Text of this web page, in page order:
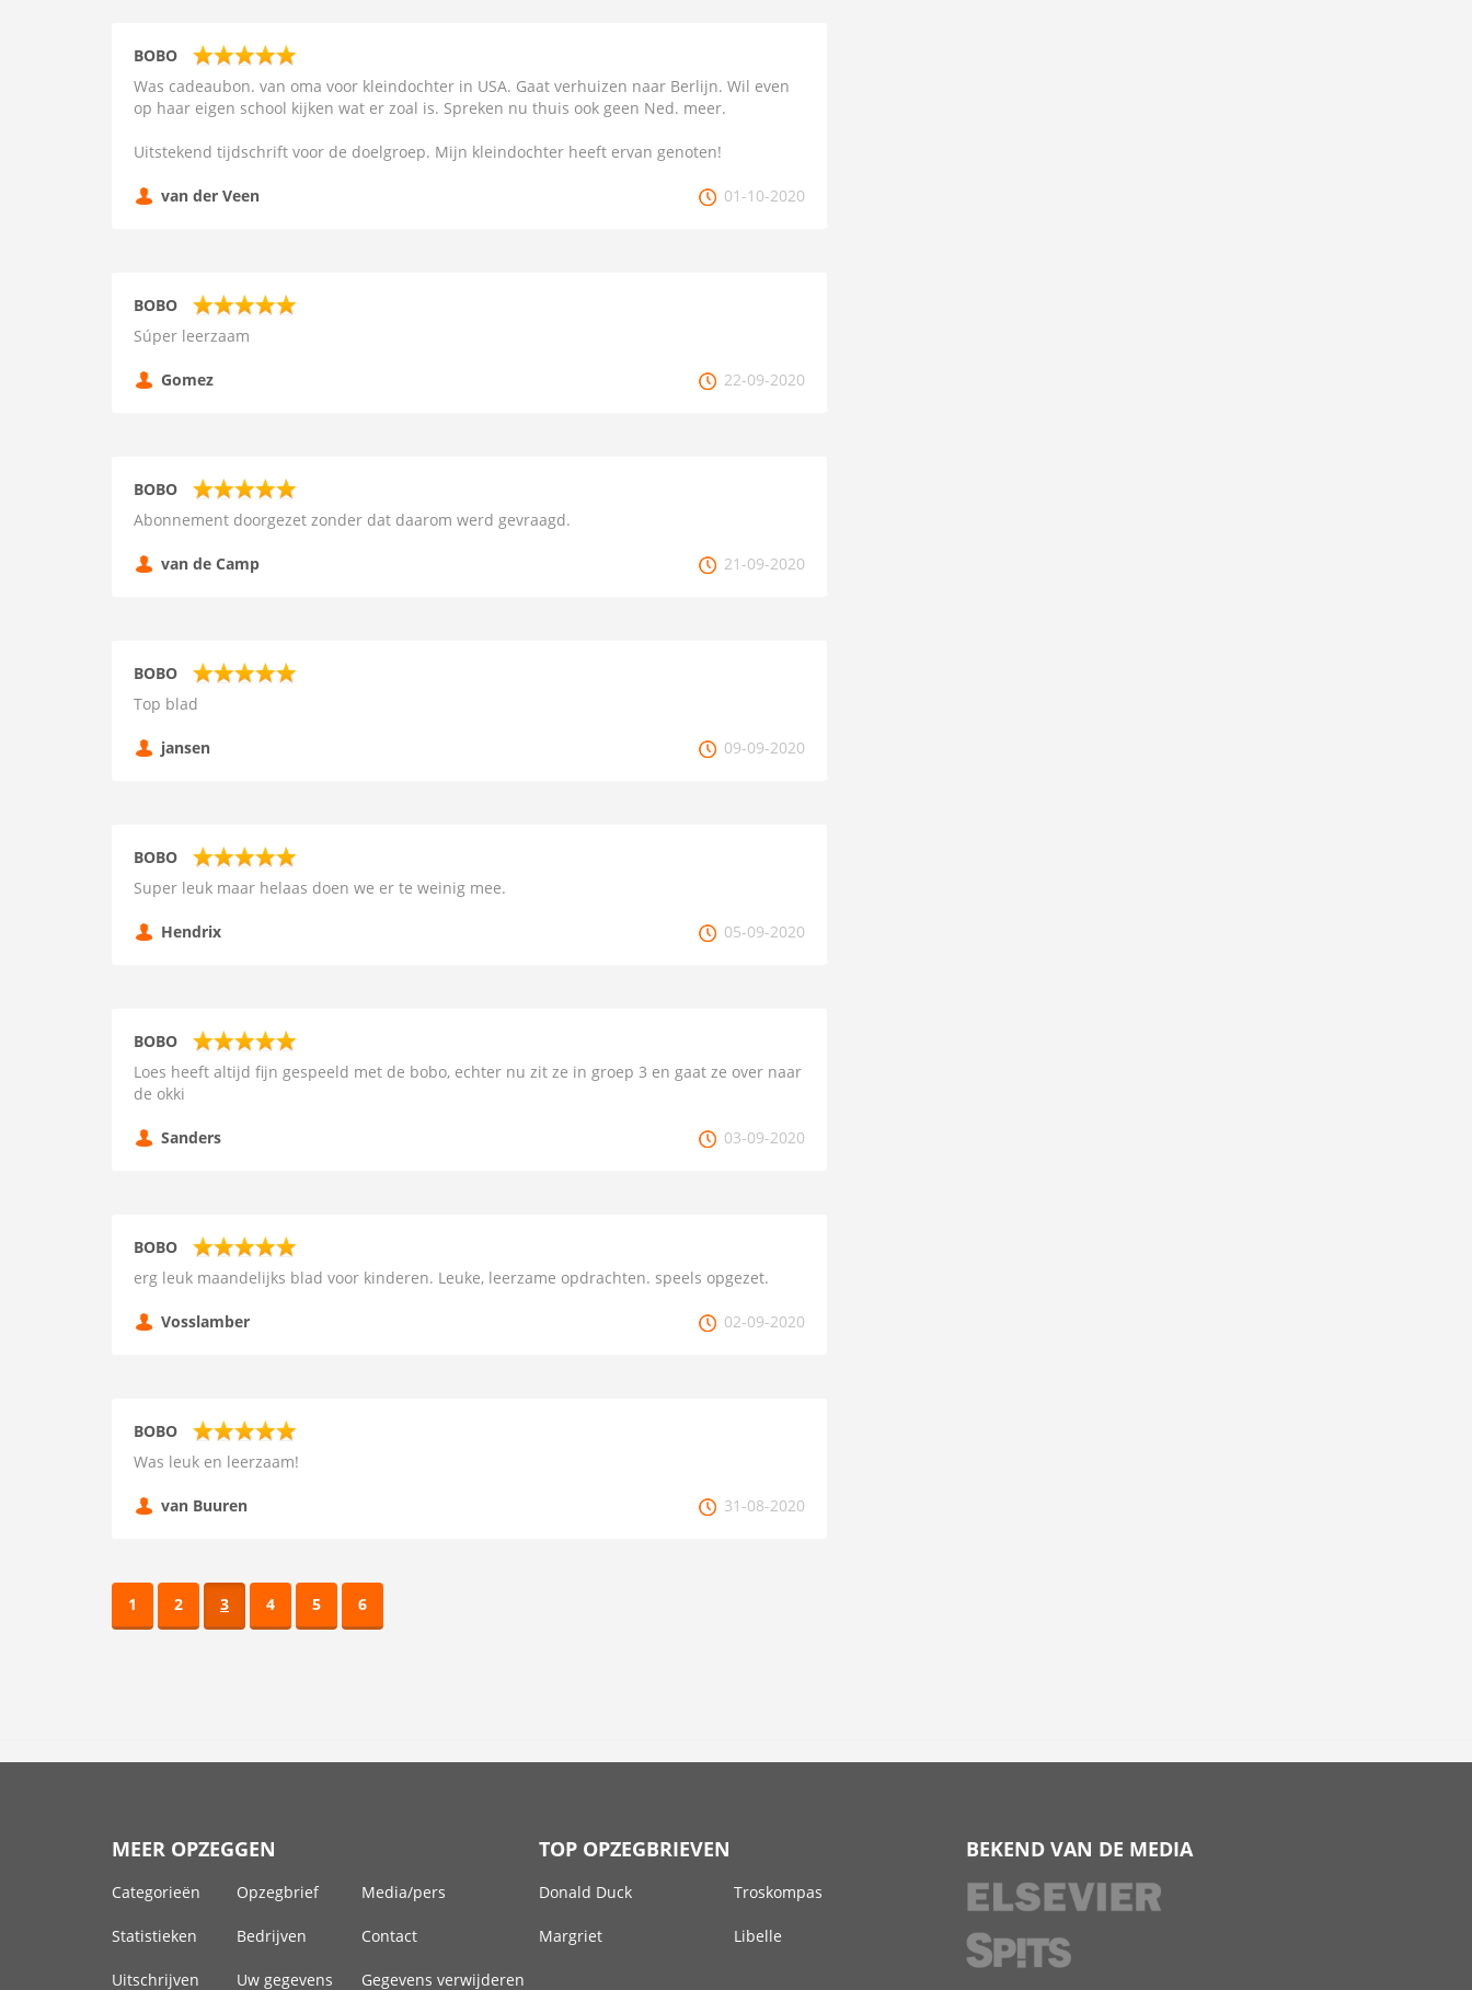
BOBO
Was cadeaubon. van oma voor kleindochter in USA. Gaat verhuizen naar Berlijn. Wil even
op haar eigen school kijken wat er zoal is. Spreken nu thuis ook geen Ned. meer.
Uitstekend tijdschrift voor de doelgroep. Mijn kleindochter heeft ervan genoten!
van der Veen 01-10-2020
BOBO
Súper leerzaam
Gomez 22-09-2020
BOBO
Abonnement doorgezet zonder dat daarom werd gevraagd.
van de Camp 21-09-2020
BOBO
Top blad
jansen 09-09-2020
BOBO
Super leuk maar helaas doen we er te weinig mee.
Hendrix 05-09-2020
BOBO
Loes heeft altijd fijn gespeeld met de bobo, echter nu zit ze in groep 3 en gaat ze over naar
de okki
Sanders 03-09-2020
BOBO
erg leuk maandelijks blad voor kinderen. Leuke, leerzame opdrachten. speels opgezet.
Vosslamber 02-09-2020
BOBO
Was leuk en leerzaam!
van Buuren 31-08-2020
1 2 3 4 5 6
MEER OPZEGGEN
Categorieën Opzegbrief Media/pers
Statistieken Bedrijven Contact
Uitschrijven Uw gegevens Gegevens verwijderen
TOP OPZEGBRIEVEN
Donald Duck Troskompas
Margriet Libelle
BEKEND VAN DE MEDIA